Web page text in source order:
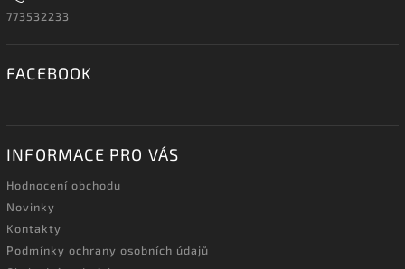
773532233
FACEBOOK
INFORMACE PRO VÁS
Hodnocení obchodu
Novinky
Kontakty
Podmínky ochrany osobních údajů